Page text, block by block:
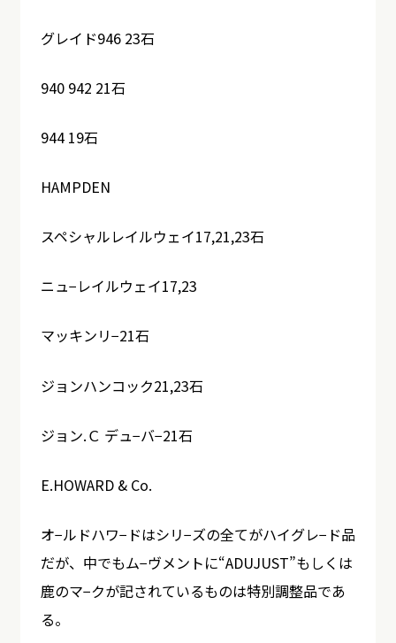
グレイド946 23石
940 942 21石
944 19石
HAMPDEN
スペシャルレイルウェイ17,21,23石
ニュ−レイルウェイ17,23
マッキンリ−21石
ジョンハンコック21,23石
ジョン.Ｃ デュ−バ−21石
E.HOWARD & Co.
オ−ルドハワ−ドはシリ−ズの全てがハイグレ−ド品
だが、中でもム−ヴメントに“ADUJUST”もしくは
鹿のマ−クが記されているものは特別調整品であ
る。